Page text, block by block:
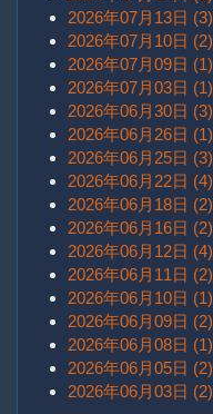
2026年07月13日 (3)
2026年07月10日 (2)
2026年07月09日 (1)
2026年07月03日 (1)
2026年06月30日 (3)
2026年06月26日 (1)
2026年06月25日 (3)
2026年06月22日 (4)
2026年06月18日 (2)
2026年06月16日 (2)
2026年06月12日 (4)
2026年06月11日 (2)
2026年06月10日 (1)
2026年06月09日 (2)
2026年06月08日 (1)
2026年06月05日 (2)
2026年06月03日 (2)